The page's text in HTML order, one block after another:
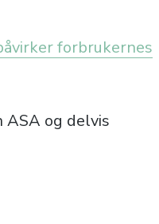
forbrukernes
ASA og delvis